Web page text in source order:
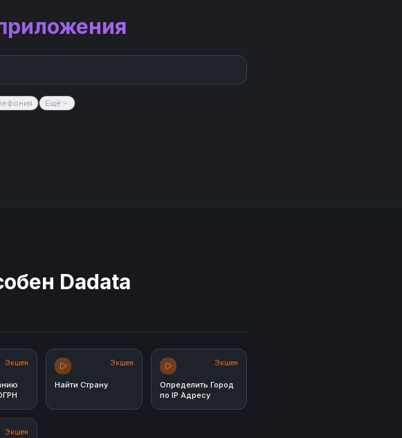
Ещё
Dadata
Экшен Экшен
Найти Страну
Экшен
Определить Город
по IP Адресу
Экшен